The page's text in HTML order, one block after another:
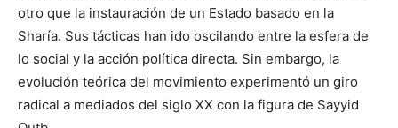
otro que la instauración de un Estado basado en la
Sharía. Sus tácticas han ido oscilando entre la esfera de
lo social y la acción política directa. Sin embargo, la
evolución teórica del movimiento experimentó un giro
radical a mediados del siglo XX con la figura de Sayyid